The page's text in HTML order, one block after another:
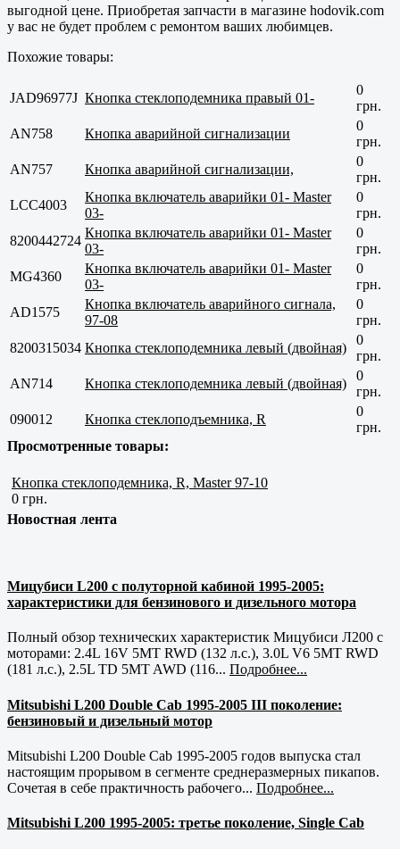
выгодной цене. Приобретая запчасти в магазине hodovik.com
у вас не будет проблем с ремонтом ваших любимцев.
Похожие товары:
JAD96977J Кнопка стеклоподемника правый 01-
0
грн.
AN758
Кнопка аварийной сигнализации
0
грн.
AN757
Кнопка аварийной сигнализации,
0
грн.
LCC4003
Кнопка включатель аварийки 01- Master
03-
0
грн.
8200442724
Кнопка включатель аварийки 01- Master
03-
0
грн.
MG4360
Кнопка включатель аварийки 01- Master
03-
0
грн.
AD1575
Кнопка включатель аварийного сигнала,
97-08
0
грн.
8200315034 Кнопка стеклоподемника левый (двойная)
0
грн.
AN714
Кнопка стеклоподемника левый (двойная)
0
грн.
090012
Кнопка стеклоподъемника, R
0
грн.
Просмотренные товары:
Кнопка стеклоподемника, R, Master 97-10
0 грн.
Новостная лента
Мицубиси L200 с полуторной кабиной 1995-2005:
характеристики для бензинового и дизельного мотора
Полный обзор технических характеристик Мицубиси Л200 с
моторами: 2.4L 16V 5MT RWD (132 л.с.), 3.0L V6 5MT RWD
(181 л.с.), 2.5L TD 5MT AWD (116... Подробнее...
Mitsubishi L200 Double Cab 1995-2005 III поколение:
бензиновый и дизельный мотор
Mitsubishi L200 Double Cab 1995-2005 годов выпуска стал
настоящим прорывом в сегменте среднеразмерных пикапов.
Сочетая в себе практичность рабочего... Подробнее...
Mitsubishi L200 1995-2005: третье поколение, Single Cab